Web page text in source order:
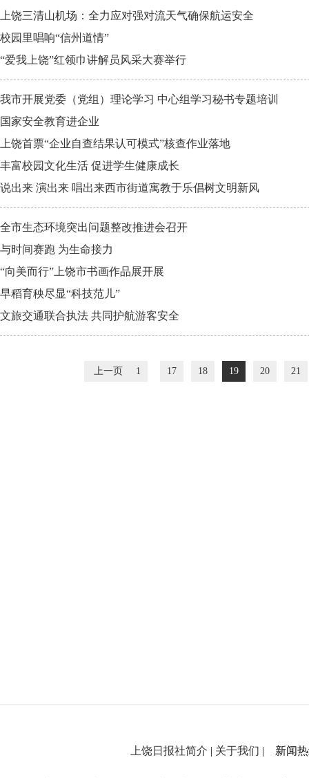
上饶三清山机场：全力应对强对流天气确保航运安全
校园里唱响“信州道情”
“爱我上饶”红领巾讲解员风采大赛举行
我市开展党委（党组）理论学习 中心组学习秘书专题培训
国家安全教育进企业
上饶首票“企业自查结果认可模式”核查作业落地
丰富校园文化生活 促进学生健康成长
说出来 演出来 唱出来西市街道寓教于乐倡树文明新风
全市生态环境突出问题整改推进会召开
与时间赛跑 为生命接力
“向美而行”上饶市书画作品展开展
早稻育秧尽显“科技范儿”
文旅交通联合执法 共同护航游客安全
上一页 1 17 18 19 20 21
上饶日报社简介 | 关于我们 | 新闻热